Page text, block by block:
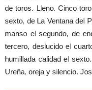
de toros. Lleno. Cinco
sexto, de La Ventana del
manso el segundo, de
tercero, deslucido el
humillada calidad el
Ureña, oreja y silencio.